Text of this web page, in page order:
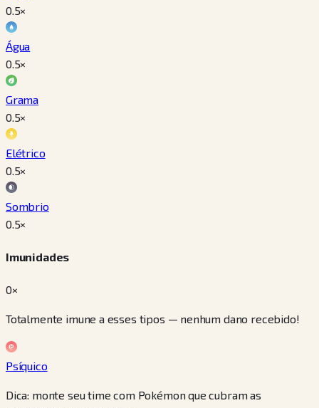
0.5×
Água
0.5×
Grama
0.5×
Elétrico
0.5×
Sombrio
0.5×
Imunidades
0×
Totalmente imune a esses tipos — nenhum dano recebido!
Psíquico
Dica: monte seu time com Pokémon que cubram as